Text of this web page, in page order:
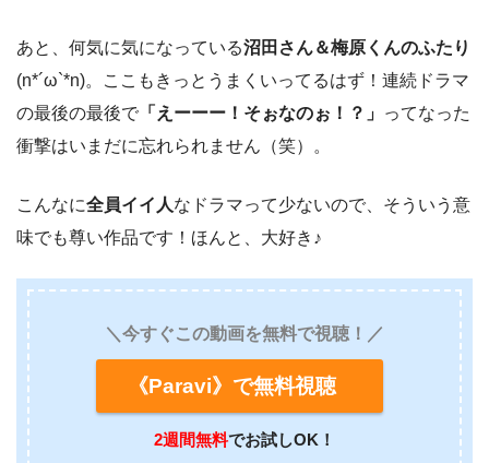
あと、何気に気になっている沼田さん＆梅原くんのふたり
(n*´ω`*n)。ここもきっとうまくいってるはず！連続ドラマ
の最後の最後で 「えーーー！そぉなのぉ！？」 ってなった
衝撃はいまだに忘れられません（笑）。
こんなに全員イイ人なドラマって少ないので、そういう意
味でも尊い作品です！ほんと、大好き♪
＼今すぐこの動画を無料で視聴！／
《Paravi》で無料視聴
2週間無料でお試しOK！